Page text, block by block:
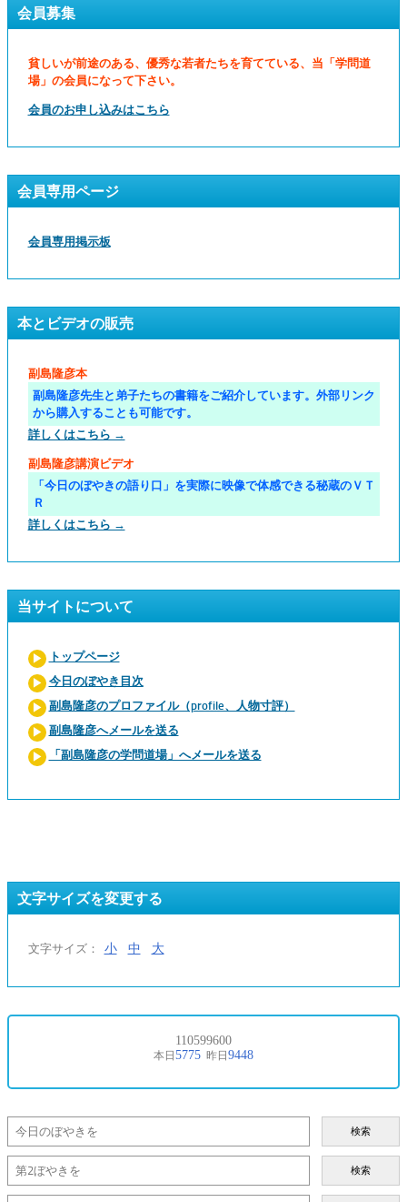
会員募集
貧しいが前途のある、優秀な若者たちを育てている、当「学問道
場」の会員になって下さい。
会員のお申し込みはこちら
会員専用ページ
会員専用掲示板
本とビデオの販売
副島隆彦本
副島隆彦先生と弟子たちの書籍をご紹介しています。外部リンク
から購入することも可能です。
詳しくはこちら →
副島隆彦講演ビデオ
「今日のぼやきの語り口」を実際に映像で体感できる秘蔵のＶＴ
Ｒ
詳しくはこちら →
当サイトについて
トップページ
今日のぼやき目次
副島隆彦のプロファイル（profile、人物寸評）
副島隆彦へメールを送る
「副島隆彦の学問道場」へメールを送る
文字サイズを変更する
文字サイズ： 小 中 大
検索
検索